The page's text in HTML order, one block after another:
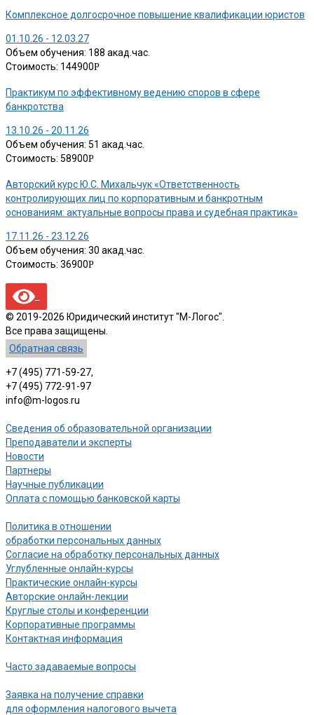
Комплексное долгосрочное повышение квалификации юристов
01.10.26 - 12.03.27
Объем обучения: 188 акад.час.
Стоимость: 144900Р
Практикум по эффективному ведению споров в сфере
банкротства
13.10.26 - 20.11.26
Объем обучения: 51 акад.час.
Стоимость: 58900Р
Авторский курс Ю.С. Михальчук «Ответственность
контролирующих лиц по корпоративным и банкротным
основаниям: актуальные вопросы права и судебная практика»
17.11.26 - 23.12.26
Объем обучения: 30 акад.час.
Стоимость: 36900Р
© 2019-2026 Юридический институт "М-Логос".
Все права защищены.
Обратная связь
+7 (495) 771-59-27,
+7 (495) 772-91-97
info@m-logos.ru
Сведения об образовательной организации
Преподаватели и эксперты
Новости
Партнеры
Научные публикации
Оплата с помощью банковской карты
Политика в отношении
обработки персональных данных
Согласие на обработку персональных данных
Углубленные онлайн-курсы
Практические онлайн-курсы
Авторские онлайн-лекции
Круглые столы и конференции
Корпоративные программы
Контактная информация
Часто задаваемые вопросы
Заявка на получение справки
для оформления налогового вычета